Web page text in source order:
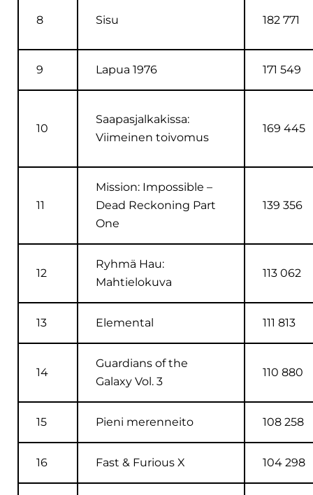
8 Sisu 182 771
9 Lapua 1976 171 549
10
Saapasjalkakissa:
Viimeinen toivomus
169 445
11
Mission: Impossible –
Dead Reckoning Part
One
139 356
12
Ryhmä Hau:
Mahtielokuva
113 062
13 Elemental 111 813
14
Guardians of the
Galaxy Vol. 3
110 880
15 Pieni merenneito 108 258
16 Fast & Furious X 104 298